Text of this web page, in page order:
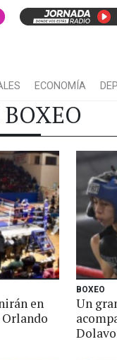
ECONOMÍA
en
BOXEO
Un